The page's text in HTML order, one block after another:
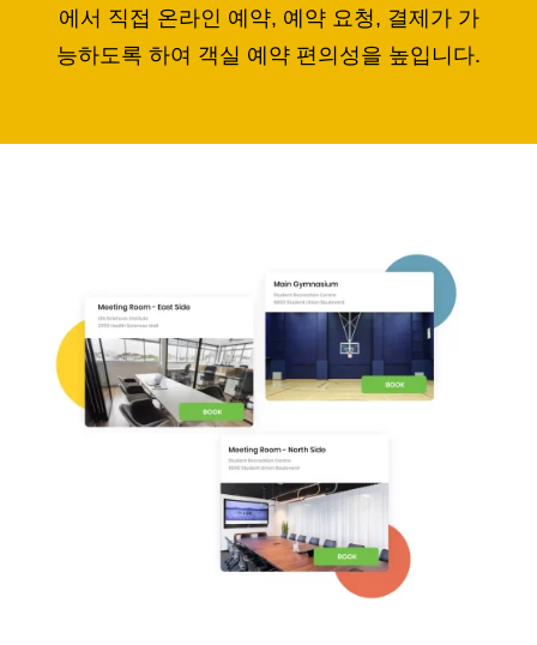
에서 직접 온라인 예약, 예약 요청, 결제가 가
능하도록 하여 객실 예약 편의성을 높입니다.